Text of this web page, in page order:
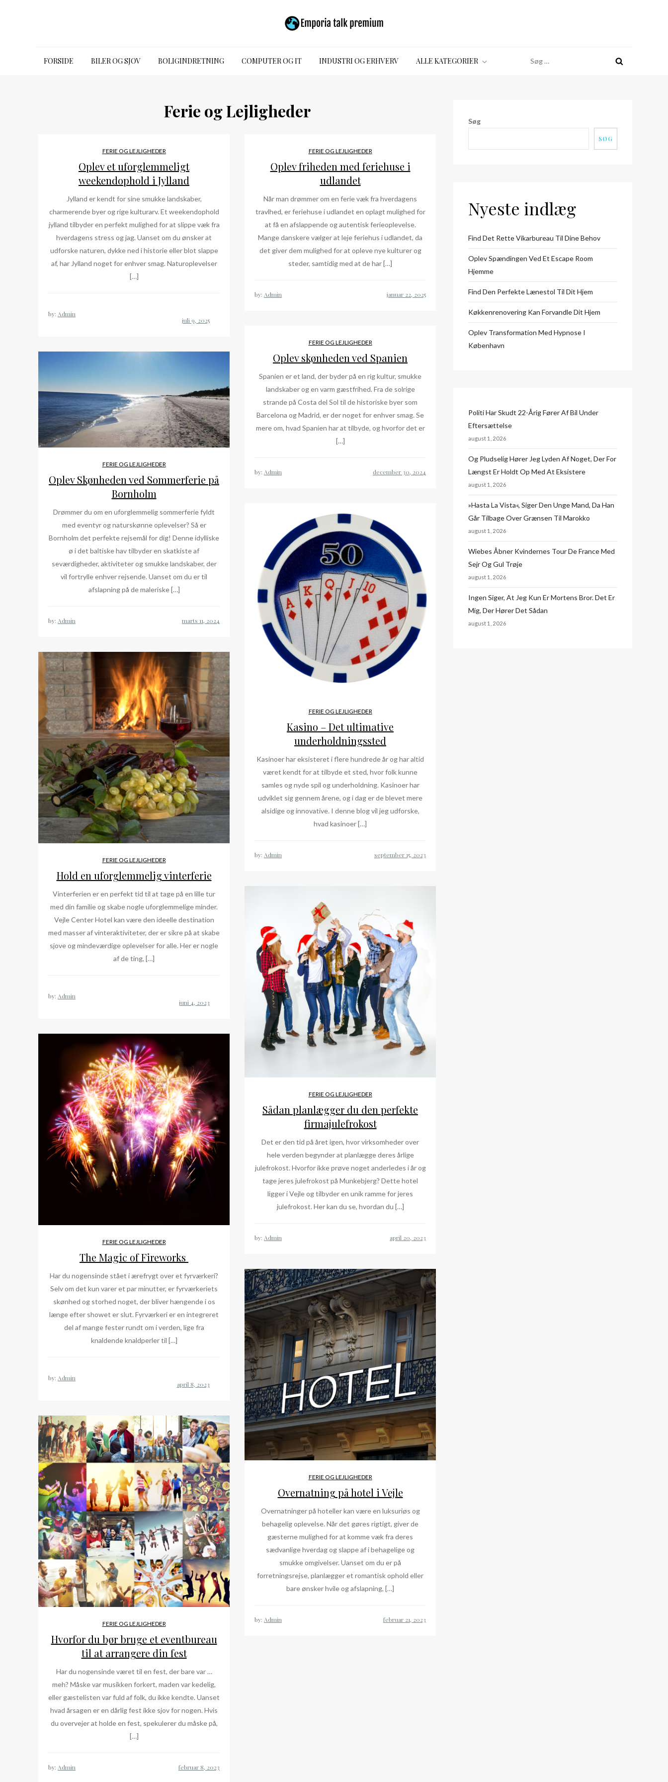
FORSIDE BILER OG SJOV BOLIGINDRETNING COMPUTER OG IT INDUSTRI OG ERHVERV ALLE KATEGORIER
efter:
Ferie og Lejligheder
FERIE OG LEJLIGHEDER
Oplev et uforglemmeligt
weekendophold i Jylland
Jylland er kendt for sine smukke landskaber,
charmerende byer og rige kulturarv. Et weekendophold
jylland tilbyder en perfekt mulighed for at slippe væk fra
hverdagens stress og jag. Uanset om du ønsker at
udforske naturen, dykke ned i historie eller blot slappe
af, har Jylland noget for enhver smag. Naturoplevelser
[…]
by: Admin
FERIE OG LEJLIGHEDER
Oplev friheden med feriehuse i
udlandet
Når man drømmer om en ferie væk fra hverdagens
travlhed, er feriehuse i udlandet en oplagt mulighed for
at få en afslappende og autentisk ferieoplevelse.
Mange danskere vælger at leje feriehus i udlandet, da
det giver dem mulighed for at opleve nye kulturer og
steder, samtidig med at de har […]
by: Admin
FERIE OG LEJLIGHEDER
Oplev skønheden ved Spanien
Spanien er et land, der byder på en rig kultur, smukke
landskaber og en varm gæstfrihed. Fra de solrige
strande på Costa del Sol til de historiske byer som
Barcelona og Madrid, er der noget for enhver smag. Se
mere om, hvad Spanien har at tilbyde, og hvorfor det er
[…]
by: Admin
FERIE OG LEJLIGHEDER
Oplev Skønheden ved Sommerferie på
Bornholm
Drømmer du om en uforglemmelig sommerferie fyldt
med eventyr og naturskønne oplevelser? Så er
Bornholm det perfekte rejsemål for dig! Denne idylliske
ø i det baltiske hav tilbyder en skatkiste af
seværdigheder, aktiviteter og smukke landskaber, der
vil fortrylle enhver rejsende. Uanset om du er til
afslapning på de maleriske […]
by: Admin
FERIE OG LEJLIGHEDER
Kasino – Det ultimative
underholdningssted
Kasinoer har eksisteret i flere hundrede år og har altid
været kendt for at tilbyde et sted, hvor folk kunne
samles og nyde spil og underholdning. Kasinoer har
udviklet sig gennem årene, og i dag er de blevet mere
alsidige og innovative. I denne blog vil jeg udforske,
hvad kasinoer […]
by: Admin
FERIE OG LEJLIGHEDER
Hold en uforglemmelig vinterferie
Vinterferien er en perfekt tid til at tage på en lille tur
med din familie og skabe nogle uforglemmelige minder.
Vejle Center Hotel kan være den ideelle destination
med masser af vinteraktiviteter, der er sikre på at skabe
sjove og mindeværdige oplevelser for alle. Her er nogle
af de ting, […]
by: Admin
FERIE OG LEJLIGHEDER
Sådan planlægger du den perfekte
firmajulefrokost
Det er den tid på året igen, hvor virksomheder over
hele verden begynder at planlægge deres årlige
julefrokost. Hvorfor ikke prøve noget anderledes i år og
tage jeres julefrokost på Munkebjerg? Dette hotel
ligger i Vejle og tilbyder en unik ramme for jeres
julefrokost. Her kan du se, hvordan du […]
by: Admin
FERIE OG LEJLIGHEDER
The Magic of Fireworks
Har du nogensinde stået i ærefrygt over et fyrværkeri?
Selv om det kun varer et par minutter, er fyrværkeriets
skønhed og storhed noget, der bliver hængende i os
længe efter showet er slut. Fyrværkeri er en integreret
del af mange fester rundt om i verden, lige fra
knaldende knaldperler til […]
by: Admin
FERIE OG LEJLIGHEDER
Overnatning på hotel i Vejle
Overnatninger på hoteller kan være en luksuriøs og
behagelig oplevelse. Når det gøres rigtigt, giver de
gæsterne mulighed for at komme væk fra deres
sædvanlige hverdag og slappe af i behagelige og
smukke omgivelser. Uanset om du er på
forretningsrejse, planlægger et romantisk ophold eller
bare ønsker hvile og afslapning, […]
by: Admin
FERIE OG LEJLIGHEDER
Hvorfor du bør bruge et eventbureau
til at arrangere din fest
Har du nogensinde været til en fest, der bare var …
meh? Måske var musikken forkert, maden var kedelig,
eller gæstelisten var fuld af folk, du ikke kendte. Uanset
hvad årsagen er en dårlig fest ikke sjov for nogen. Hvis
du overvejer at holde en fest, spekulerer du måske på,
[…]
by: Admin
Søg
SØG
Nyeste indlæg
Find Det Rette Vikarbureau Til Dine Behov
Oplev Spændingen Ved Et Escape Room
Hjemme
Find Den Perfekte Lænestol Til Dit Hjem
Køkkenrenovering Kan Forvandle Dit Hjem
Oplev Transformation Med Hypnose I
København
Politi Har Skudt 22-Årig Fører Af Bil Under
Eftersættelse
august 1, 2026
Og Pludselig Hører Jeg Lyden Af Noget, Der For
Længst Er Holdt Op Med At Eksistere
august 1, 2026
»Hasta La Vista«, Siger Den Unge Mand, Da Han
Går Tilbage Over Grænsen Til Marokko
august 1, 2026
Wiebes Åbner Kvindernes Tour De France Med
Sejr Og Gul Trøje
august 1, 2026
Ingen Siger, At Jeg Kun Er Mortens Bror. Det Er
Mig, Der Hører Det Sådan
august 1, 2026